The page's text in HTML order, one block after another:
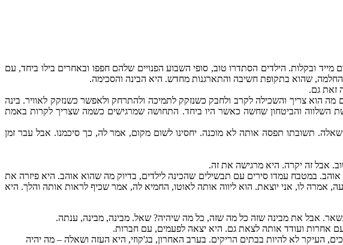
ובקלות. הילדים הסתדרו טוב, סופי השבוע הפנויים שלהם חפפו ובאחרים בילו ביחד, עם
שהוא בתקופת חשיבה והתארגנות מחדש. היא הבינה והסכימה.
זאת גם.
הוא צריך והשכילה לקרב ולחבק כשנזקק לתמיכה ולהתרחק ולאפשר כשנזקק לאוויר. בינה
השלווה והביטחון שחשה כאשר היו ביחד. התחושה שמרגישים כשמה שצריך לקרות באמת
תשובתו תפסה אותה לא מוכנה. יחסינו לשום מקום, אמר לה, כך סיכמנו. אבל עבר זמן
אבל זה יקרה. היא מרגישה את זה.
במטבח עמדו סירים עם תבשילים שהכינה לילדים, בדיוק מה שהוא אוהב. היא פיזרה את
אמרה לו, אני יוצאת. הוא ליווה אותה לאוטו, החמיא לה, אמר שכיף לראות אותה והלך. היא
אבל את מבינה שזה כל מה שזה, כל מה שיהיה? שאל. מבינה, מבינה, ענתה.
עם אחרות ועודד אותה לצאת גם. היא יצאה לפעמים, עם חברות.
העיקר לא להיות בבתים הריקים. בערב האחרון, בג'קוזי, היא העזה ושאלה – מה יהיה